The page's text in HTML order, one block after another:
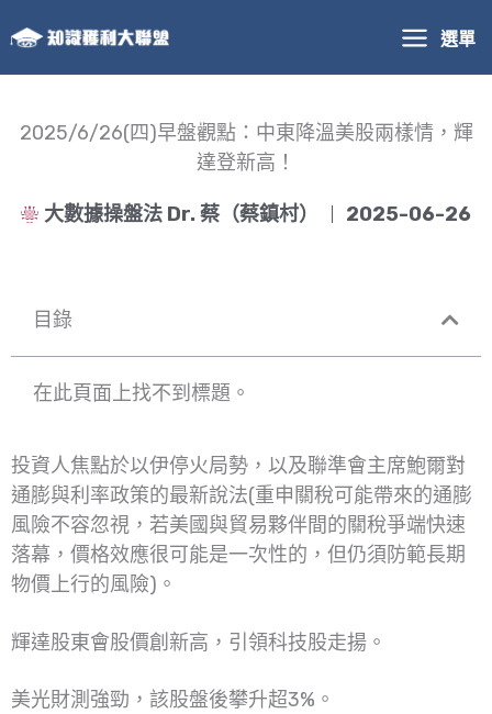
至
主
選單
2025/6/26(四)早盤觀點：中東降溫美股兩樣情，輝
達登新高！
大數據操盤法 Dr. 蔡（蔡鎮村） 2025-06-26
目錄
在此頁面上找不到標題。
投資人焦點於以伊停火局勢，以及聯準會主席鮑爾對
通膨與利率政策的最新說法(重申關稅可能帶來的通膨
風險不容忽視，若美國與貿易夥伴間的關稅爭端快速
落幕，價格效應很可能是一次性的，但仍須防範長期
物價上行的風險)。
輝達股東會股價創新高，引領科技股走揚。
美光財測強勁，該股盤後攀升超3%。